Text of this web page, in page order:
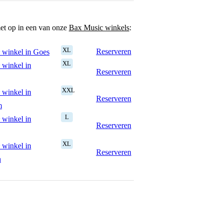
op in een van onze Bax Music winkels:
in Goes XL
Reserveren
winkel in
XL
Reserveren
winkel in
XXL
Reserveren
winkel in
L
Reserveren
winkel in
XL
Reserveren